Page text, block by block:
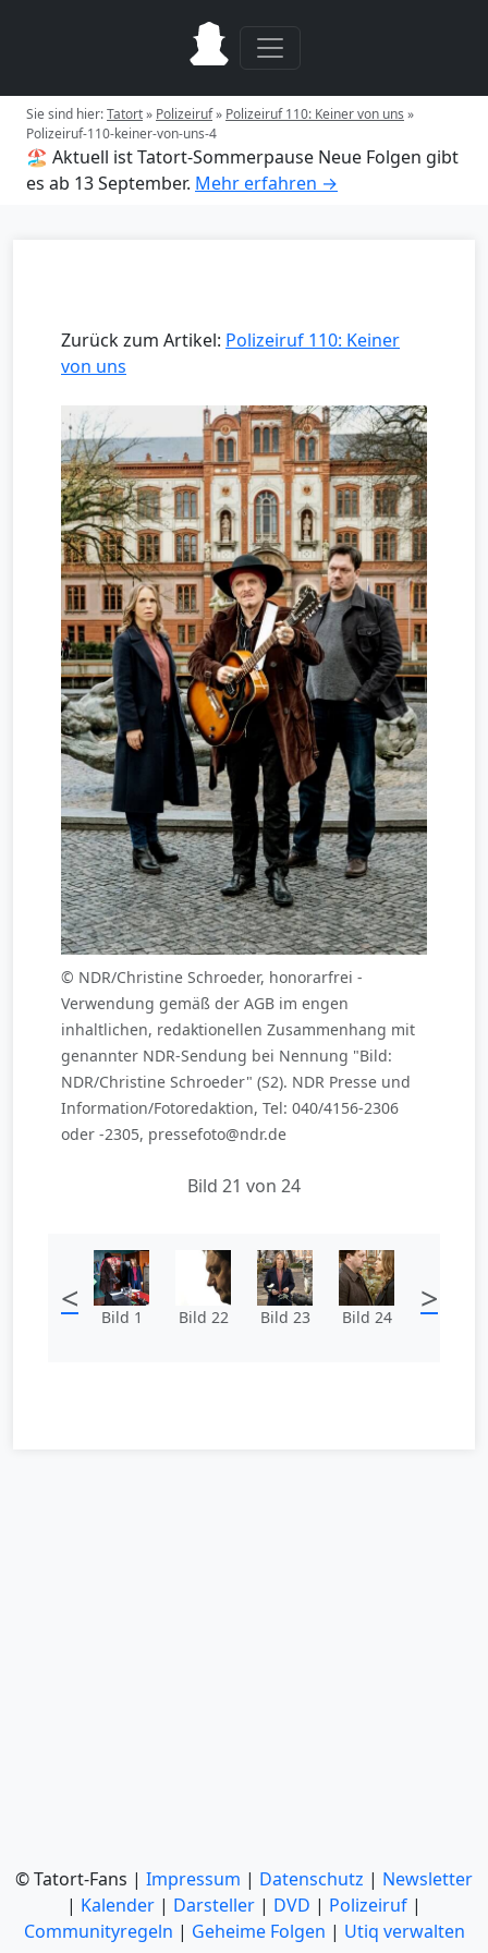
Sie sind hier:Tatort» Polizeiruf» Polizeiruf 110: Keiner von uns »
Polizeiruf-110-keiner-von-uns-4
🏖️ Aktuell ist Tatort-Sommerpause Neue Folgen gibt
es ab 13 September. Mehr erfahren →
Zurück zum Artikel: Polizeiruf 110: Keiner
von uns
© NDR/Christine Schroeder, honorarfrei -
Verwendung gemäß der AGB im engen
inhaltlichen, redaktionellen Zusammenhang mit
genannter NDR-Sendung bei Nennung "Bild:
NDR/Christine Schroeder" (S2). NDR Presse und
Information/Fotoredaktion, Tel: 040/4156-2306
oder -2305, pressefoto@ndr.de
Bild 21 von 24
< Bild 1 Bild 22 Bild 23 Bild 24 >
© Tatort-Fans | Impressum | Datenschutz | Newsletter
| Kalender | Darsteller | DVD | Polizeiruf |
Communityregeln | Geheime Folgen | Utiq verwalten